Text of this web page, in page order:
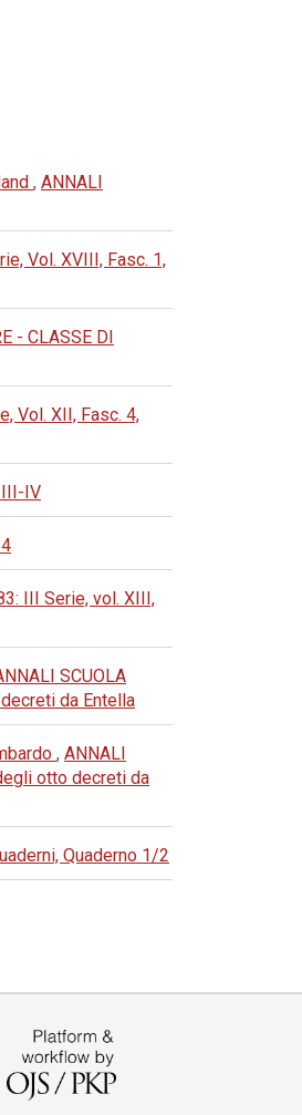
, ANNALI
Vol. XVIII, Fasc. 1,
- CLASSE DI
Vol. XII, Fasc. 4,
III-IV
III Serie, vol. XIII,
SCUOLA
da Entella
, ANNALI
otto decreti da
Quaderno 1/2